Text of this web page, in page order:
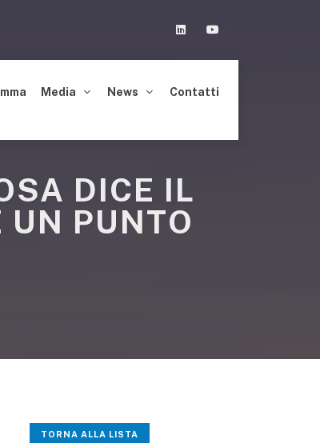
Linkedin
Media News Contatti
DICE IL
UN PUNTO
TORNA ALLA LISTA